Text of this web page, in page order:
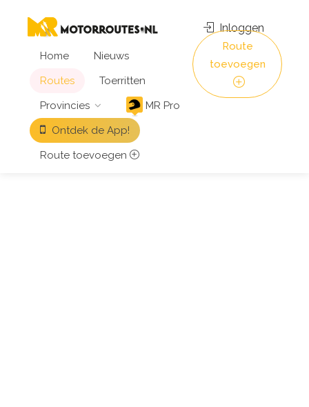
Home
Nieuws
Routes
Toerritten
Provincies
MR Pro
Ontdek de App!
Route toevoegen
Inloggen
Route
toevoegen